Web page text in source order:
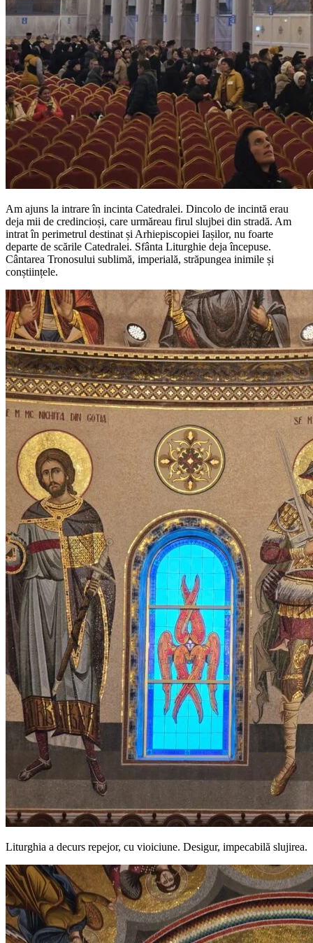
Am ajuns la intrare în incinta Catedralei. Dincolo de incintă erau
deja mii de credincioși, care urmăreau firul slujbei din stradă. Am
intrat în perimetrul destinat și Arhiepiscopiei Iașilor, nu foarte
departe de scările Catedralei. Sfânta Liturghie deja începuse.
Cântarea Tronosului sublimă, imperială, străpungea inimile și
conștiințele.
Liturghia a decurs repejor, cu vioiciune. Desigur, impecabilă slujirea.